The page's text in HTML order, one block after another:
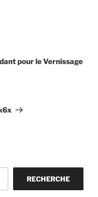
pour le Vernissage
RECHERCHE